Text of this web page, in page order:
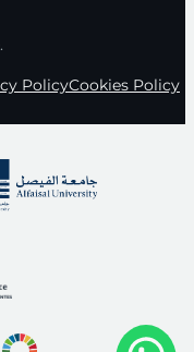
PolicyCookies Policy